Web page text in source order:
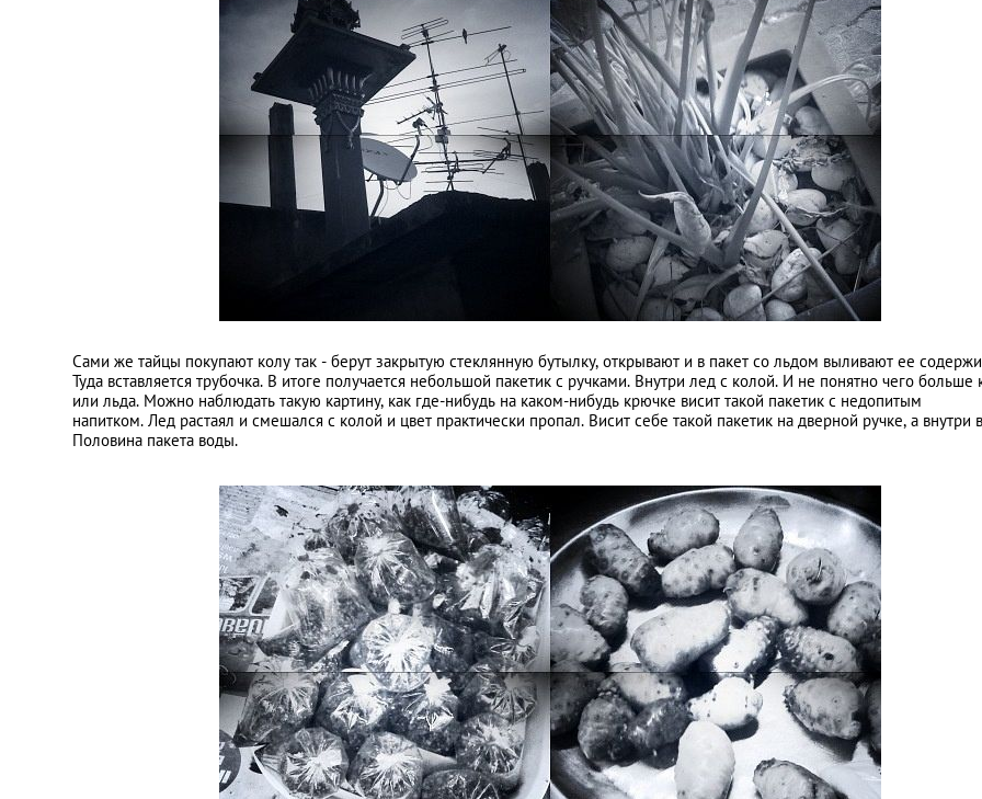
Сами же тайцы покупают колу так - берут закрытую стеклянную бутылку, открывают и в пакет со льдом выливают ее
Туда вставляется трубочка. В итоге получается небольшой пакетик с ручками. Внутри лед с колой. И не понятно чего больше
или льда. Можно наблюдать такую картину, как где-нибудь на каком-нибудь крючке висит такой пакетик с недопитым
напитком. Лед растаял и смешался с колой и цвет практически пропал. Висит себе такой пакетик на дверной ручке, а внутри
Половина пакета воды.